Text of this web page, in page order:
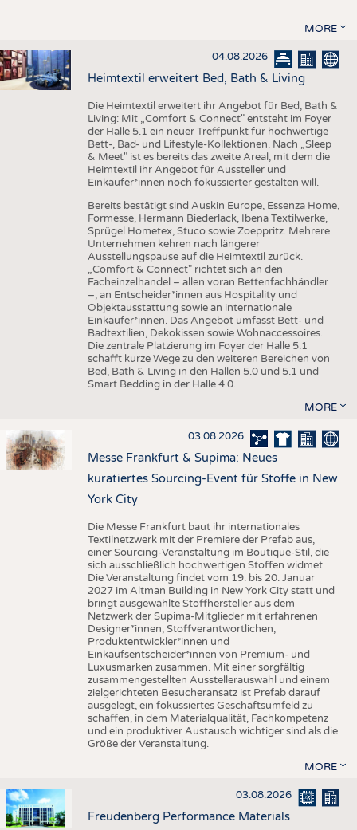
MORE
04.08.2026
Heimtextil erweitert Bed, Bath & Living
Die Heimtextil erweitert ihr Angebot für Bed, Bath &
Living: Mit „Comfort & Connect" entsteht im Foyer
der Halle 5.1 ein neuer Treffpunkt für hochwertige
Bett-, Bad- und Lifestyle-Kollektionen. Nach „Sleep
& Meet" ist es bereits das zweite Areal, mit dem die
Heimtextil ihr Angebot für Aussteller und
Einkäufer*innen noch fokussierter gestalten will.
Bereits bestätigt sind Auskin Europe, Essenza Home,
Formesse, Hermann Biederlack, Ibena Textilwerke,
Sprügel Hometex, Stuco sowie Zoeppritz. Mehrere
Unternehmen kehren nach längerer
Ausstellungspause auf die Heimtextil zurück.
„Comfort & Connect" richtet sich an den
Facheinzelhandel – allen voran Bettenfachhändler
–, an Entscheider*innen aus Hospitality und
Objektausstattung sowie an internationale
Einkäufer*innen. Das Angebot umfasst Bett- und
Badtextilien, Dekokissen sowie Wohnaccessoires.
Die zentrale Platzierung im Foyer der Halle 5.1
schafft kurze Wege zu den weiteren Bereichen von
Bed, Bath & Living in den Hallen 5.0 und 5.1 und
Smart Bedding in der Halle 4.0.
MORE
03.08.2026
Messe Frankfurt & Supima: Neues
kuratiertes Sourcing-Event für Stoffe in New
York City
Die Messe Frankfurt baut ihr internationales
Textilnetzwerk mit der Premiere der Prefab aus,
einer Sourcing-Veranstaltung im Boutique-Stil, die
sich ausschließlich hochwertigen Stoffen widmet.
Die Veranstaltung findet vom 19. bis 20. Januar
2027 im Altman Building in New York City statt und
bringt ausgewählte Stoffhersteller aus dem
Netzwerk der Supima-Mitglieder mit erfahrenen
Designer*innen, Stoffverantwortlichen,
Produktentwickler*innen und
Einkaufsentscheider*innen von Premium- und
Luxusmarken zusammen. Mit einer sorgfältig
zusammengestellten Ausstellerauswahl und einem
zielgerichteten Besucheransatz ist Prefab darauf
ausgelegt, ein fokussiertes Geschäftsumfeld zu
schaffen, in dem Materialqualität, Fachkompetenz
und ein produktiver Austausch wichtiger sind als die
Größe der Veranstaltung.
MORE
03.08.2026
Freudenberg Performance Materials